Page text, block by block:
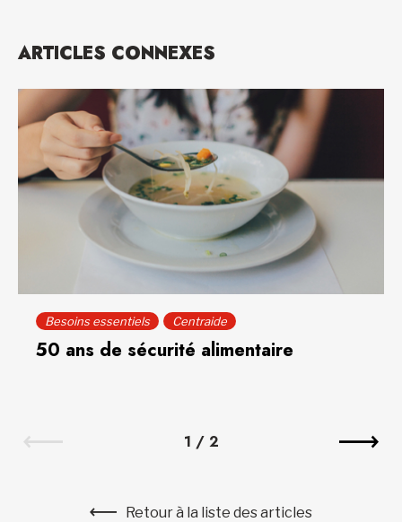
ARTICLES CONNEXES
Besoins essentiels Centraide
50 ans de sécurité alimentaire
1 / 2
Retour à la liste des articles